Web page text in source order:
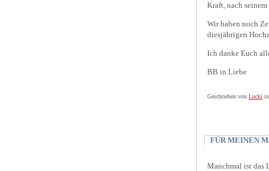
Kraft, nach
Wir haben noch
diesjährigen
Ich danke Euch
BB in Liebe
Geschrieben vonLucki
FÜR MEINEN
Manchmal ist das